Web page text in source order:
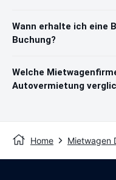
Wann erhalte ich eine
Buchung?
Welche
Autovermietung
Home Mietwagen